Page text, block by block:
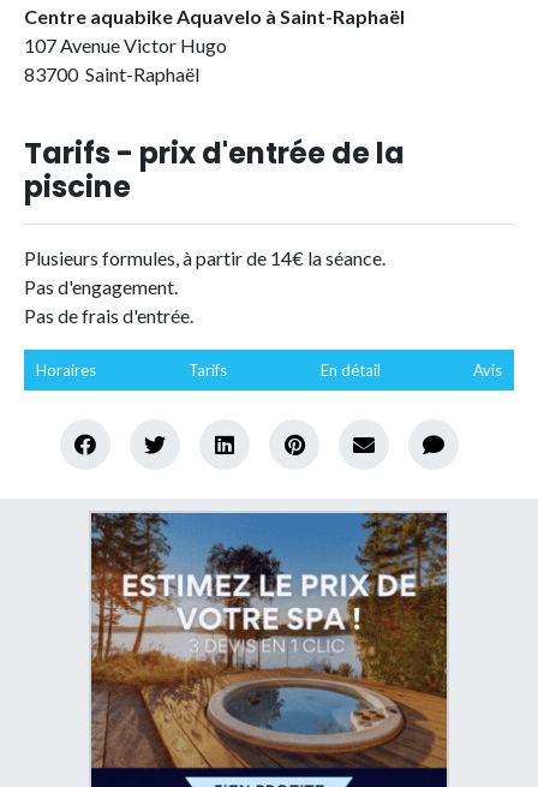
Centre aquabike Aquavelo à Saint-Raphaël
107 Avenue Victor Hugo
83700 Saint-Raphaël
Tarifs - prix d'entrée de la
piscine
Plusieurs formules, à partir de 14€ la séance.
Pas d'engagement.
Pas de frais d'entrée.
Horaires Tarifs En détail Avis